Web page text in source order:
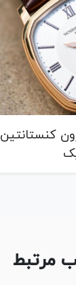
کنستانتین
مرتبط